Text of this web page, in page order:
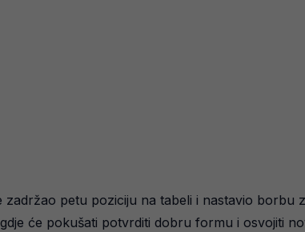
zadržao petu poziciju na tabeli i nastavio
će pokušati potvrditi dobru formu i osvojiti